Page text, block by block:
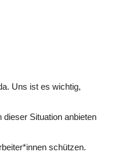
Uns ist es wichtig,
Situation anbieten
schützen.